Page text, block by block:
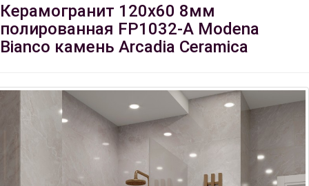
Керамогранит 120x60 8мм
полированная FP1032-A Modena
Bianco камень Arcadia Ceramica